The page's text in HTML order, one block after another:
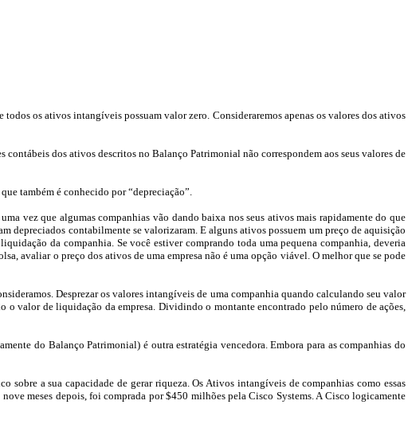
os ativos intangíveis possuam valor zero. Consideraremos apenas os valores dos ativos
dos ativos descritos no Balanço Patrimonial não correspondem aos seus valores de
também é conhecido por “depreciação”.
vez que algumas companhias vão dando baixa nos seus ativosmais rapidamente do que
depreciados contabilmente se valorizaram. E alguns ativos possuem um preço de aquisição
da companhia. Se você estiver comprando toda uma pequena companhia, deveria
avaliar o preço dos ativos de uma empresa não é uma opção viável. O melhor que se pode
Desprezar os valores intangíveis de uma companhia quando calculando seu valor
o valor de liquidação da empresa. Dividindo o montante encontrado pelo número de ações,
do Balanço Patrimonial) é outra estratégia vencedora. Embora para as companhias do
a sua capacidade de gerar riqueza. Os Ativos intangíveis de companhias como essas
meses depois, foi comprada por $450 milhões pela Cisco Systems. A Cisco logicamente